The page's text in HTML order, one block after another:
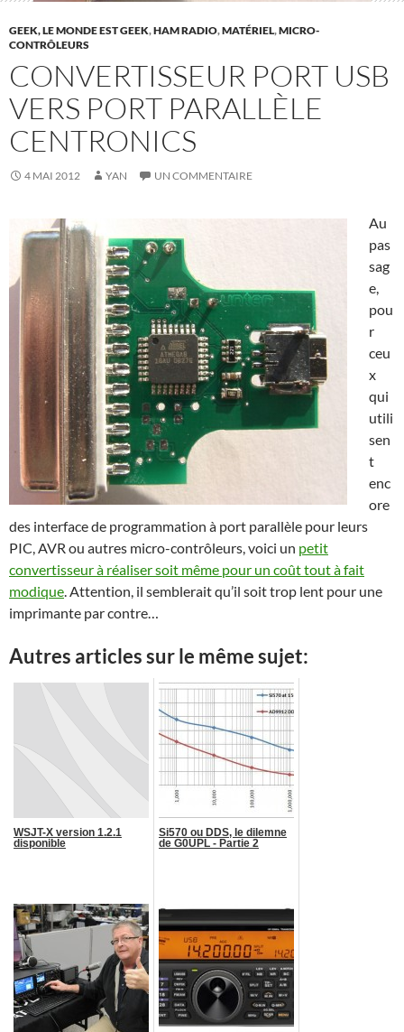
GEEK, LE MONDE EST GEEK,HAM RADIO,MATÉRIEL,MICRO-
CONTRÔLEURS
CONVERTISSEUR PORT USB
VERS PORT PARALLÈLE
CENTRONICS
4 MAI 2012 YAN UN COMMENTAIRE
Au
pas
sag
e,
pou
r
ceu
x
qui
utili
sen
t
enc
ore
des interface de programmation à port parallèle pour leurs
PIC, AVR ou autres micro-contrôleurs, voici un petit
convertisseur à réaliser soit même pour un coût tout à fait
modique. Attention, il semblerait qu’il soit trop lent pour une
imprimante par contre…
Autres articles sur le même sujet:
WSJT-X version 1.2.1
disponible
Si570 ou DDS, le dilemne
de G0UPL - Partie 2